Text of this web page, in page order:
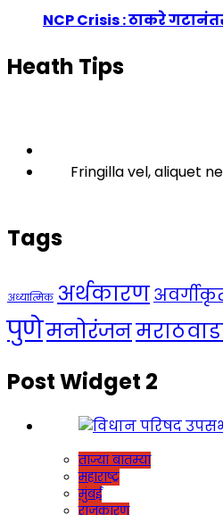
NCP Crisis : ठाकरे
Heath Tips
Fringilla vel, aliquet
Tags
अध्यात्मिक अर्थकारण
पुणेमनोरंजन
Post Widget 2
ताज्या बातम्या
महाराष्ट्र
मुंबई
राजकारण